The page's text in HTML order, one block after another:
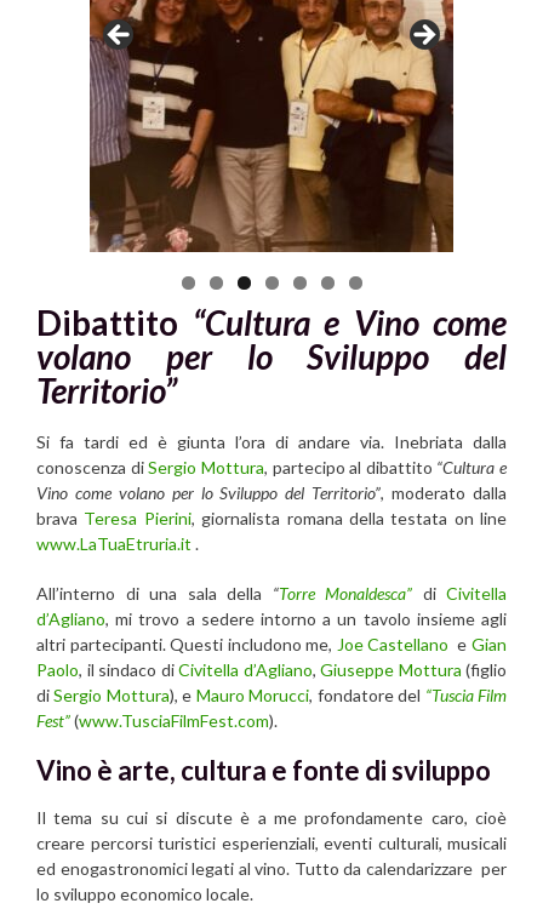
Dibattito “Cultura e Vino come
volano per lo Sviluppo del
Territorio”
Si fa tardi ed è giunta l’ora di andare via. Inebriata dalla
conoscenza diSergio Mottura, partecipo al dibattito “Cultura e
Vino come volano per lo Sviluppo del Territorio”, moderato dalla
brava Teresa Pierini, giornalista romana della testata on line
www.LaTuaEtruria.it .
All’interno di una sala della “Torre Monaldesca” di Civitella
d’Agliano, mi trovo a sedere intorno a un tavolo insieme agli
altri partecipanti. Questi includono me, Joe Castellano eGian
Paolo, il sindaco diCivitella d’Agliano, Giuseppe Mottura (figlio
diSergio Mottura), e Mauro Morucci, fondatore del “Tuscia Film
Fest”(www.TusciaFilmFest.com).
Vino è arte, cultura e fonte di sviluppo
Il tema su cui si discute è a me profondamente caro, cioè
creare percorsi turistici esperienziali, eventi culturali, musicali
ed enogastronomici legati al vino. Tutto da calendarizzare per
lo sviluppo economico locale.